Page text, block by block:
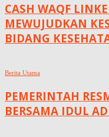
CASH WAQF
MEWUJUDKAN
BIDANG
Berita Utama
PEMERINTAH
BERSAMA IDUL